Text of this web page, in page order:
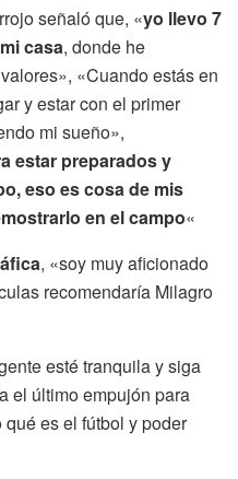
señaló que, «yo llevo 7
casa, donde he
«Cuando estás en
y estar con el primer
mi sueño»,
estar preparados y
eso es cosa de mis
en el campo«
, «soy muy aficionado
recomendaría Milagro
esté tranquila y siga
el último empujón para
es el fútbol y poder